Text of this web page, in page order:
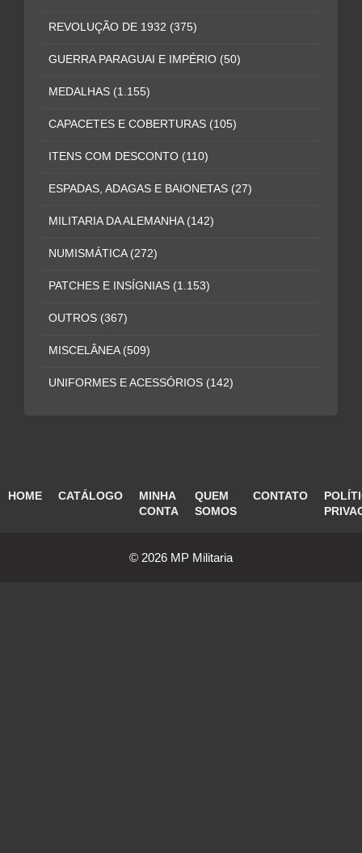
REVOLUÇÃO DE 1932 (375)
GUERRA PARAGUAI E IMPÉRIO (50)
MEDALHAS (1.155)
CAPACETES E COBERTURAS (105)
ITENS COM DESCONTO (110)
ESPADAS, ADAGAS E BAIONETAS (27)
MILITARIA DA ALEMANHA (142)
NUMISMÁTICA (272)
PATCHES E INSÍGNIAS (1.153)
OUTROS (367)
MISCELÂNEA (509)
UNIFORMES E ACESSÓRIOS (142)
HOME CATÁLOGO
MINHA
CONTA
QUEM
SOMOS
CONTATO
© 2026 MP Militaria